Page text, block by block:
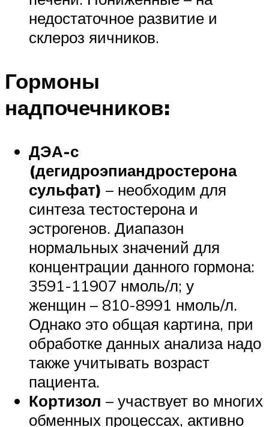
недостаточное развитие и
склероз яичников.
Гормоны
надпочечников:
ДЭА-с
(дегидроэпиандростерона
сульфат) – необходим для
синтеза тестостерона и
эстрогенов. Диапазон
нормальных значений для
концентрации данного гормона:
3591-11907 нмоль/л; у
женщин – 810-8991 нмоль/л.
Однако это общая картина, при
обработке данных анализа надо
также учитывать возраст
пациента.
Кортизол – участвует во многих
обменных процессах, активно